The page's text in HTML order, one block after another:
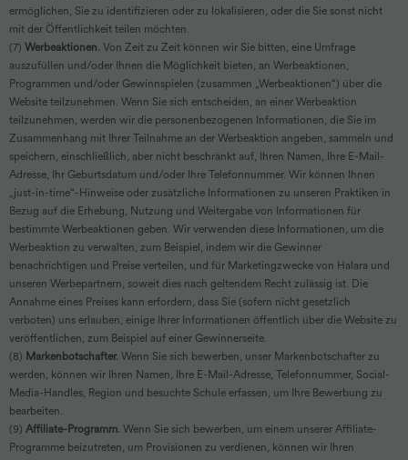
ermöglichen, Sie zu identifizieren oder zu lokalisieren, oder die Sie sonst nicht
mit der Öffentlichkeit teilen möchten.
(7) Werbeaktionen. Von Zeit zu Zeit können wir Sie bitten, eine Umfrage
auszufüllen und/oder Ihnen die Möglichkeit bieten, an Werbeaktionen,
Programmen und/oder Gewinnspielen (zusammen „Werbeaktionen“) über die
Website teilzunehmen. Wenn Sie sich entscheiden, an einer Werbeaktion
teilzunehmen, werden wir die personenbezogenen Informationen, die Sie im
Zusammenhang mit Ihrer Teilnahme an der Werbeaktion angeben, sammeln und
speichern, einschließlich, aber nicht beschränkt auf, Ihren Namen, Ihre E-Mail-
Adresse, Ihr Geburtsdatum und/oder Ihre Telefonnummer. Wir können Ihnen
„just-in-time“-Hinweise oder zusätzliche Informationen zu unseren Praktiken in
Bezug auf die Erhebung, Nutzung und Weitergabe von Informationen für
bestimmte Werbeaktionen geben. Wir verwenden diese Informationen, um die
Werbeaktion zu verwalten, zum Beispiel, indem wir die Gewinner
benachrichtigen und Preise verteilen, und für Marketingzwecke von Halara und
unseren Werbepartnern, soweit dies nach geltendem Recht zulässig ist. Die
Annahme eines Preises kann erfordern, dass Sie (sofern nicht gesetzlich
verboten) uns erlauben, einige Ihrer Informationen öffentlich über die Website zu
veröffentlichen, zum Beispiel auf einer Gewinnerseite.
(8) Markenbotschafter. Wenn Sie sich bewerben, unser Markenbotschafter zu
werden, können wir Ihren Namen, Ihre E-Mail-Adresse, Telefonnummer, Social-
Media-Handles, Region und besuchte Schule erfassen, um Ihre Bewerbung zu
bearbeiten.
(9) Affiliate-Programm. Wenn Sie sich bewerben, um einem unserer Affiliate-
Programme beizutreten, um Provisionen zu verdienen, können wir Ihren